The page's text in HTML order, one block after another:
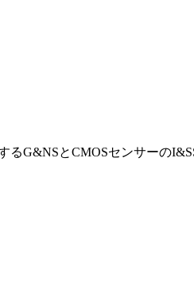
G&NSとCMOSセンサーの